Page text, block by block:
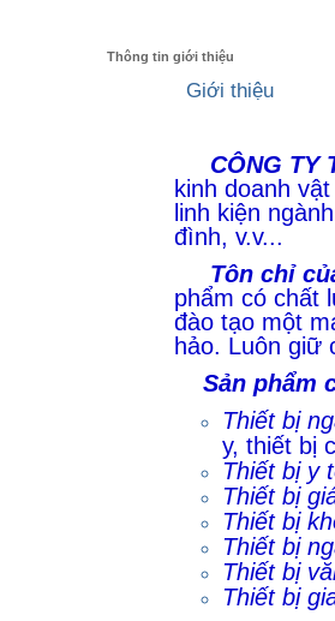
Thông tin giới thiệu
Giới thiệu
CÔNG TY
kinh doanh
linh kiện
đình, v.v...
Tôn chỉ
phẩm có chất
đào tạo một
hảo. Luôn giữ
Sản phẩm
Thiết bị
y, thiết bị
Thiết bị y
Thiết bị
Thiết bị
Thiết bị
Thiết bị
Thiết bị